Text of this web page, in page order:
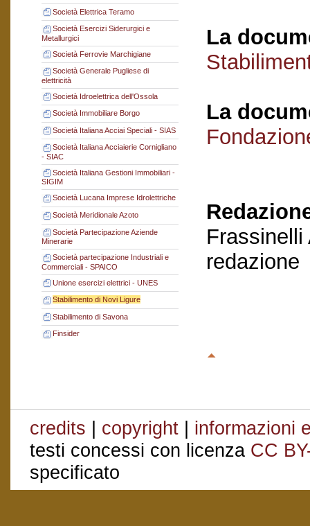
Società Elettrica Teramo
Società Esercizi Siderurgici e
Metallurgici
Società Ferrovie Marchigiane
Società Generale Pugliese di
elettricità
Società Idroelettrica dell'Ossola
Società Immobiliare Borgo
Società Italiana Acciai Speciali - SIAS
Società Italiana Acciaierie Cornigliano
- SIAC
Società Italiana Gestioni Immobiliari -
SIGIM
Società Lucana Imprese Idrolettriche
Società Meridionale Azoto
Società Partecipazione Aziende
Minerarie
Società partecipazione Industriali e
Commerciali - SPAICO
Unione esercizi elettrici - UNES
Stabilimento di Novi Ligure
Stabilimento di Savona
Finsider
La
La
Frassinelli
redazione
credits | copyright | informazioni
testi concessi con licenza CC
specificato